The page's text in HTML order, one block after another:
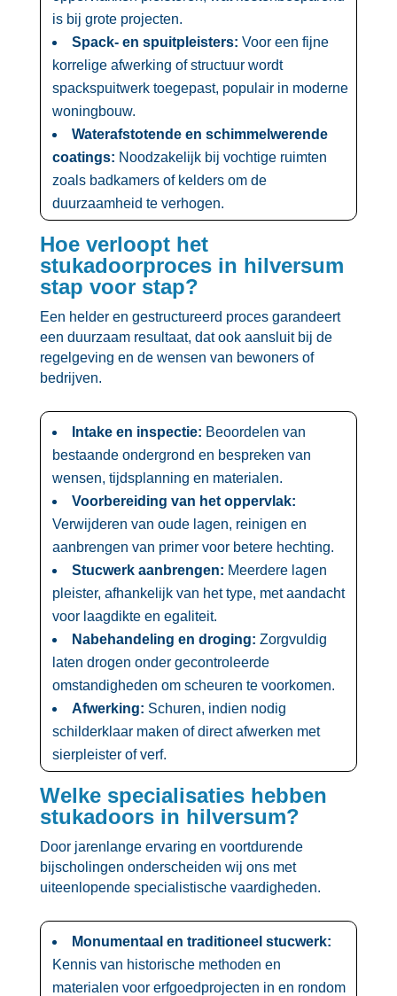
is bij grote projecten.​
Spack- en spuitpleisters: Voor een fijne
korrelige afwerking of structuur wordt
spackspuitwerk toegepast, populair in moderne
woningbouw.​
Waterafstotende en schimmelwerende
coatings: Noodzakelijk bij vochtige ruimten
zoals badkamers of kelders om de
duurzaamheid te verhogen.​
Hoe verloopt het
stukadoorproces in hilversum
stap voor stap?
Een helder en gestructureerd proces garandeert
een duurzaam resultaat, dat ook aansluit bij de
regelgeving en de wensen van bewoners of
bedrijven.​
Intake en inspectie: Beoordelen van
bestaande ondergrond en bespreken van
wensen, tijdsplanning en materialen.​
Voorbereiding van het oppervlak:
Verwijderen van oude lagen, reinigen en
aanbrengen van primer voor betere hechting.​
Stucwerk aanbrengen: Meerdere lagen
pleister, afhankelijk van het type, met aandacht
voor laagdikte en egaliteit.​
Nabehandeling en droging: Zorgvuldig
laten drogen onder gecontroleerde
omstandigheden om scheuren te voorkomen.​
Afwerking: Schuren, indien nodig
schilderklaar maken of direct afwerken met
sierpleister of verf.​
Welke specialisaties hebben
stukadoors in hilversum?
Door jarenlange ervaring en voortdurende
bijscholingen onderscheiden wij ons met
uiteenlopende specialistische vaardigheden.​
Monumentaal en traditioneel stucwerk:
Kennis van historische methoden en
materialen voor erfgoedprojecten in en rondom